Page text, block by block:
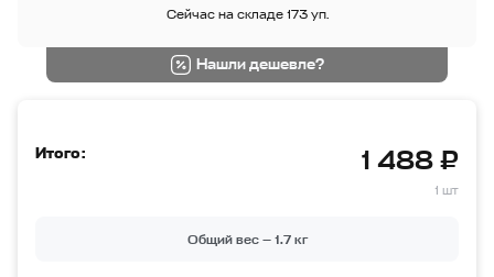
Сейчас на складе 173 уп.
Нашли дешевле?
Итого: 1 488 ₽
1 шт
Общий вес —1.7кг